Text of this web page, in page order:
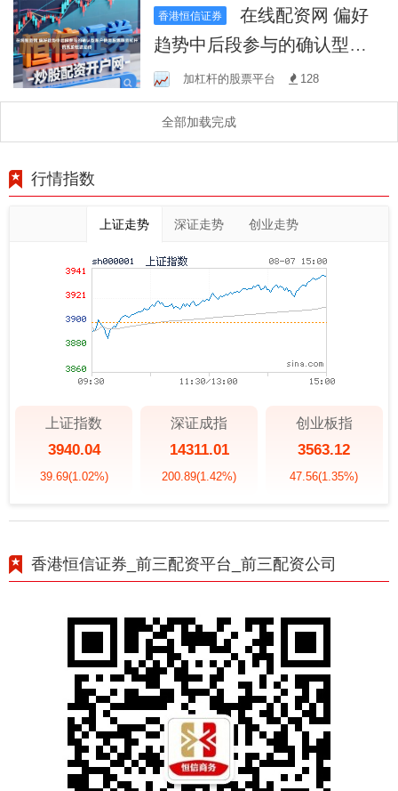
香港恒信证券
在线配资网 偏好
趋势中后段参与的确认型账
户使用股票融资杠杆的系统
性波动传
加杠杆的股票平台 128
全部加载完成
行情指数
上证走势 深证走势 创业走势
上证指数
3940.04
39.69(1.02%)
深证成指
14311.01
200.89(1.42%)
创业板指
3563.12
47.56(1.35%)
香港恒信证券_前三配资平台_前三配资公司